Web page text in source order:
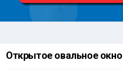
Открытое овальное